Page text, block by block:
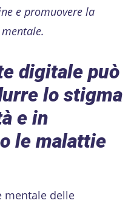
e promuovere la
digitale può
lo stigma
e in
le malattie
mentale delle